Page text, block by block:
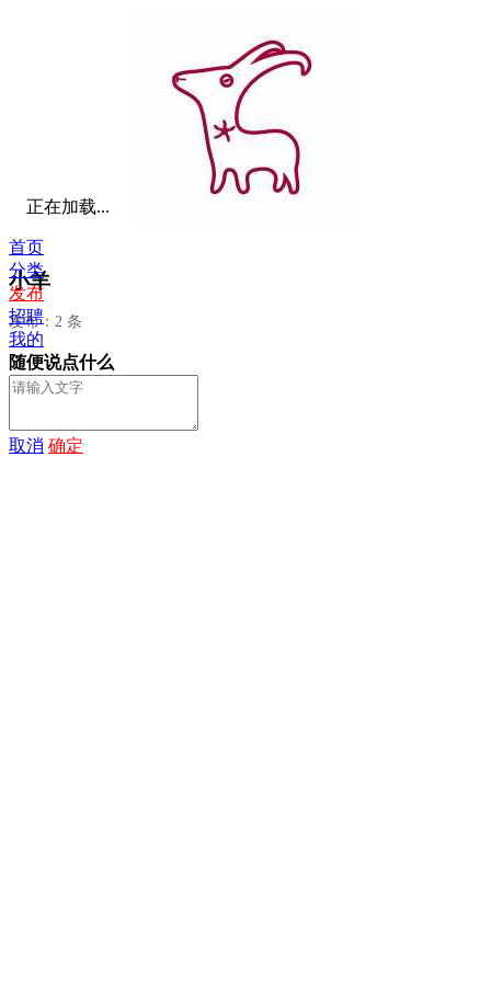
小羊
发布：2 条
正在加载...
首页
分类
发布
招聘
我的
随便说点什么
取消 确定